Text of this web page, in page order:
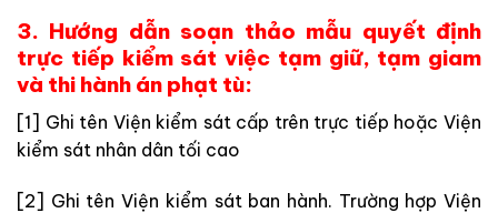
3. Hướng dẫn soạn thảo mẫu quyết định
trực tiếp kiểm sát việc tạm giữ, tạm giam
và thi hành án phạt tù:
[1] Ghi tên Viện kiểm sát cấp trên trực tiếp hoặc Viện
kiểm sát nhân dân tối cao
[2] Ghi tên Viện kiểm sát ban hành. Trường hợp Viện